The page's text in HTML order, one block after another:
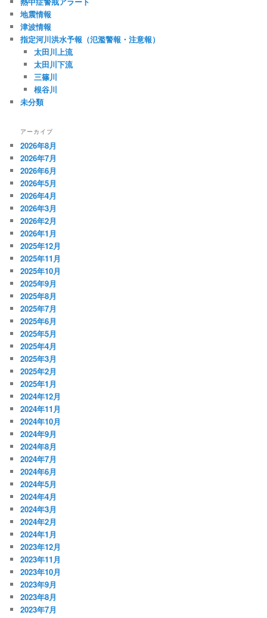
地震情報
津波情報
指定河川洪水予報（氾濫警報・注意報）
太田川上流
太田川下流
三篠川
根谷川
未分類
アーカイブ
2026年8月
2026年7月
2026年6月
2026年5月
2026年4月
2026年3月
2026年2月
2026年1月
2025年12月
2025年11月
2025年10月
2025年9月
2025年8月
2025年7月
2025年6月
2025年5月
2025年4月
2025年3月
2025年2月
2025年1月
2024年12月
2024年11月
2024年10月
2024年9月
2024年8月
2024年7月
2024年6月
2024年5月
2024年4月
2024年3月
2024年2月
2024年1月
2023年12月
2023年11月
2023年10月
2023年9月
2023年8月
2023年7月